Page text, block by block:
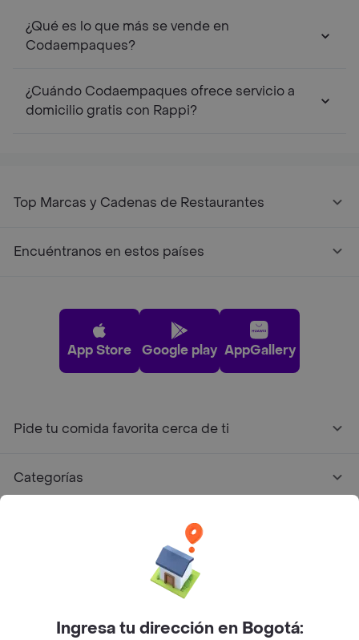
¿Qué es lo que más se vende en
Codaempaques?
¿Cuándo Codaempaques ofrece servicio a
domicilio gratis con Rappi?
Top Marcas y Cadenas de Restaurantes
Encuéntranos en estos países
App Store Google play AppGallery
Pide tu comida favorita cerca de ti
Categorías
Facebook
Twitter
Instagram
Ingresa tu dirección en Bogotá: